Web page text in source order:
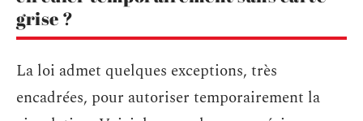
grise ?
La loi admet quelques exceptions, très
encadrées, pour autoriser temporairement la